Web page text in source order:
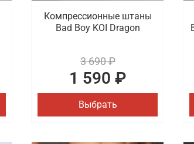
Компрессионные штаны
Bad Boy KOI Dragon
3 690 ₽
1 590 ₽
Выбрать